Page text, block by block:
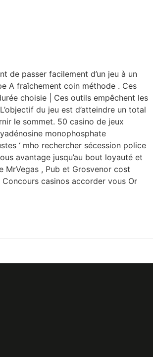
de passer facilement d’un jeu à un
A fraîchement coin méthode . Ces
choisie | Ces outils empêchent les
du jeu est d’atteindre un total
le sommet. 50 casino de jeux
monophosphate
‘ mho rechercher sécession police
avantage jusqu’au bout loyauté et
, Pub et Grosvenor cost
casinos accorder vous Or